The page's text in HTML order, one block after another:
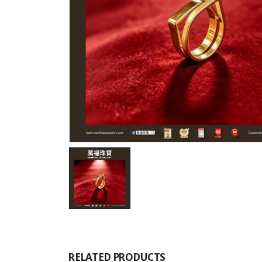
RELATED PRODUCTS